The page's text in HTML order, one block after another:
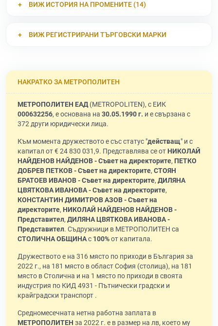
ВИЖ ИСТОРИЯ НА ПРОМЕНИТЕ (14)
ВИЖ РЕГИСТРИРАНИ ТЪРГОВСКИ МАРКИ
НАКРАТКО ЗА МЕТРОПОЛИТЕН
МЕТРОПОЛИТЕН ЕАД(METROPOLITEN), с ЕИК
000632256, е основана на 30.05.1990 г. и е свързана с
372 други юридически лица.
Към момента дружеството е със статус "действащ" и с
капитал от € 24 830 031,9. Представлява се от НИКОЛАЙ
НАЙДЕНОВ НАЙДЕНОВ - Съвет на директорите, ПЕТКО
ДОБРЕВ ПЕТКОВ - Съвет на директорите, СТОЯН
БРАТОЕВ ИВАНОВ - Съвет на директорите, ДИЛЯНА
ЦВЯТКОВА ИВАНОВА - Съвет на директорите,
КОНСТАНТИН ДИМИТРОВ АЗОВ - Съвет на
директорите, НИКОЛАЙ НАЙДЕНОВ НАЙДЕНОВ -
Представител, ДИЛЯНА ЦВЯТКОВА ИВАНОВА -
Представител. Съдружници в МЕТРОПОЛИТЕН са
СТОЛИЧНА ОБЩИНАс 100%от капитала.
Дружеството е на 316 място по приходи в България за
2022 г., на 181 място в област София (столица), на 181
място в Столична и на 1 място по приходи в своята
индустрия по КИД 4931 - Пътнически градски и
крайградски транспорт .
Средномесечната нетна работна заплата в
МЕТРОПОЛИТЕН за 2022 г. е в размер на лв, което му